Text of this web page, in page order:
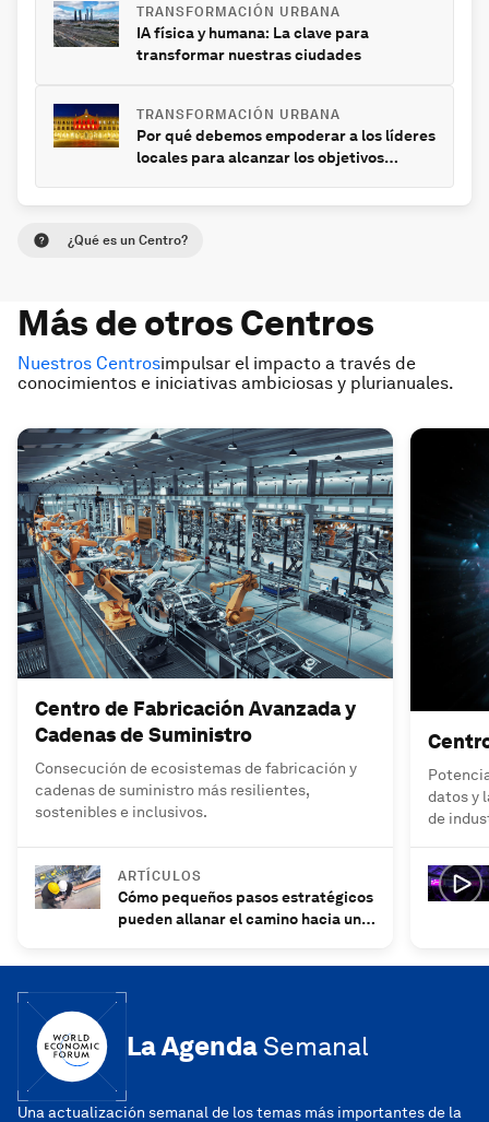
TRANSFORMACIÓN URBANA
IA física y humana: La clave para
transformar nuestras ciudades
TRANSFORMACIÓN URBANA
Por qué debemos empoderar a los líderes
locales para alcanzar los objetivos
¿Qué es un Centro?
Más de otros Centros
Nuestros Centrosimpulsar el impacto a través de
conocimientos e iniciativas ambiciosas y plurianuales.
Centro de Fabricación Avanzada y
Cadenas de Suministro
Consecución de ecosistemas de fabricación y
cadenas de suministro más resilientes,
sostenibles e inclusivos.
ARTÍCULOS
Cómo pequeños pasos estratégicos
pueden allanar el camino hacia una
datos y
de
La Agenda Semanal
Una actualización semanal de los temas más importantes de la